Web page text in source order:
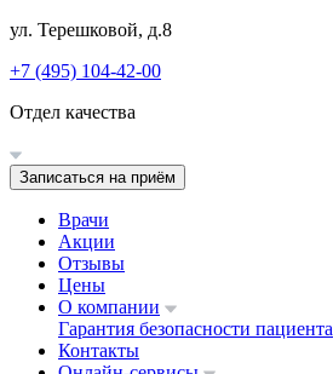
ул. Терешковой, д.8
+7 (495) 104-42-00
Отдел качества
Записаться на приём
Врачи
Акции
Отзывы
Цены
О компании
Гарантия безопасности пациента
Контакты